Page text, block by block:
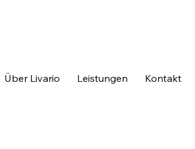
Über Livario Leistungen Kontakt